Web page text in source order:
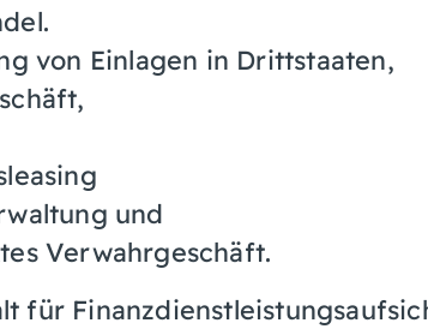
von Einlagen in Drittstaaten,
und
Verwahrgeschäft.
für